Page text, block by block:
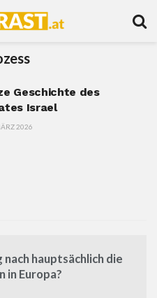
Geschichte des
Israel
2026
hauptsächlich die
in Europa?